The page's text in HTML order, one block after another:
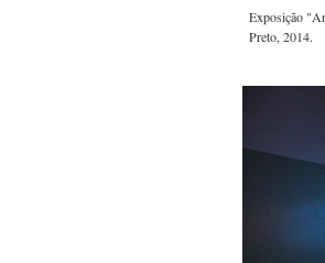
Exposição
Preto, 2014.